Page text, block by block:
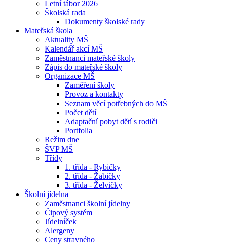
Letní tábor 2026
Školská rada
Dokumenty školské rady
Mateřská škola
Aktuality MŠ
Kalendář akcí MŠ
Zaměstnanci mateřské školy
Zápis do mateřské školy
Organizace MŠ
Zaměření školy
Provoz a kontakty
Seznam věcí potřebných do MŠ
Počet dětí
Adaptační pobyt dětí s rodiči
Portfolia
Režim dne
ŠVP MŠ
Třídy
1. třída - Rybičky
2. třída - Žabičky
3. třída - Želvičky
Školní jídelna
Zaměstnanci školní jídelny
Čipový systém
Jídelníček
Alergeny
Ceny stravného